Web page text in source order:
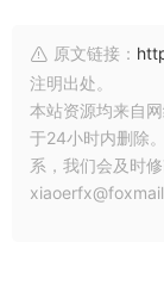
原文链接：
注明出处。
本站资源均来自
于24小时内删除
系，我们会及时